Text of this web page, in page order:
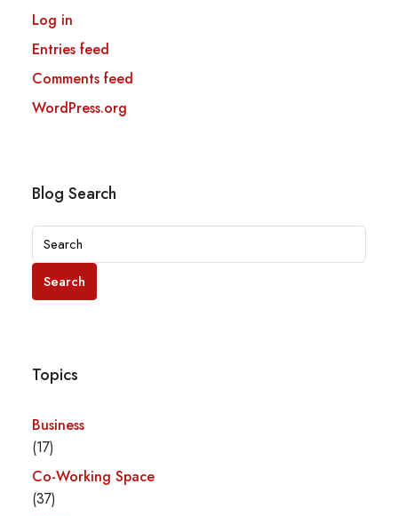
Log in
Entries feed
Comments feed
WordPress.org
Blog Search
Search
Topics
Business
(17)
Co-Working Space
(37)